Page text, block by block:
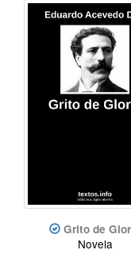
Grito de
Novela